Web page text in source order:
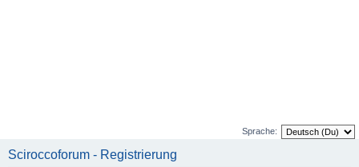
Sprache:
Sciroccoforum - Registrierung